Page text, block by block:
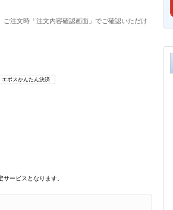
注文時「注文内容確認画面」でご確認いただけ
エポスかんたん決済
ービスとなります。